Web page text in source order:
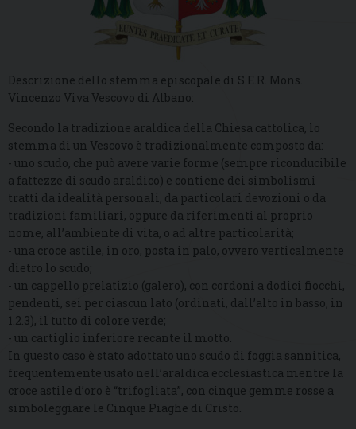
Descrizione dello stemma episcopale di S.E.R. Mons.
Vincenzo Viva Vescovo di Albano:
Secondo la tradizione araldica della Chiesa cattolica, lo
stemma di un Vescovo è tradizionalmente composto da:
- uno scudo, che può avere varie forme (sempre riconducibile
a fattezze di scudo araldico) e contiene dei simbolismi
tratti da idealità personali, da particolari devozioni o da
tradizioni familiari, oppure da riferimenti al proprio
nome, all’ambiente di vita, o ad altre particolarità;
- una croce astile, in oro, posta in palo, ovvero verticalmente
dietro lo scudo;
- un cappello prelatizio (galero), con cordoni a dodici fiocchi,
pendenti, sei per ciascun lato (ordinati, dall’alto in basso, in
1.2.3), il tutto di colore verde;
- un cartiglio inferiore recante il motto.
In questo caso è stato adottato uno scudo di foggia sannitica,
frequentemente usato nell’araldica ecclesiastica mentre la
croce astile d’oro è “trifogliata”, con cinque gemme rosse a
simboleggiare le Cinque Piaghe di Cristo.